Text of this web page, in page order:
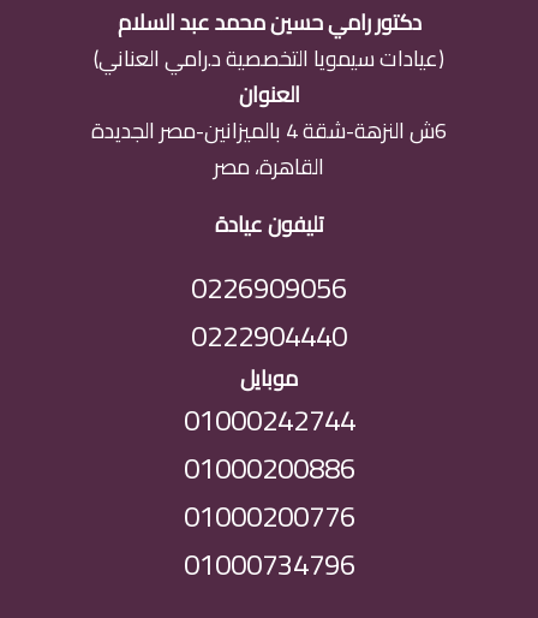
دكتور رامي حسين محمد عبد السلام
(عيادات سيمويا التخصصية د.رامي العناني)
العنوان
6ش النزهة-شقة 4 بالميزانين-مصر الجديدة
القاهرة، مصر
تليفون عيادة
0226909056
0222904440
موبايل
01000242744
01000200886
01000200776
01000734796